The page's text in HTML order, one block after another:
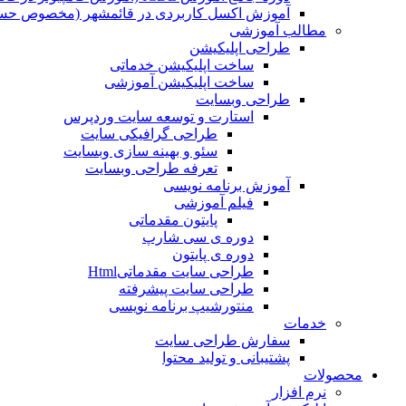
آموزش اکسل کاربردی در قائمشهر (مخصوص
مطالب آموزشی
طراحی اپلیکیشن
ساخت اپلیکیشن خدماتی
ساخت اپلیکیشن آموزشی
طراحی وبسایت
استارت و توسعه سایت وردپرس
طراحی گرافیکی سایت
سئو و بهینه سازی وبسایت
تعرفه طراحی وبسایت
آموزش برنامه نویسی
فیلم آموزشی
پایتون مقدماتی
دوره ی سی شارپ
دوره ی پایتون
طراحی سایت مقدماتیHtml
طراحی سایت پیشرفته
منتورشیپ برنامه نویسی
خدمات
سفارش طراحی سایت
پشتیبانی و تولید محتوا
محصولات
نرم افزار